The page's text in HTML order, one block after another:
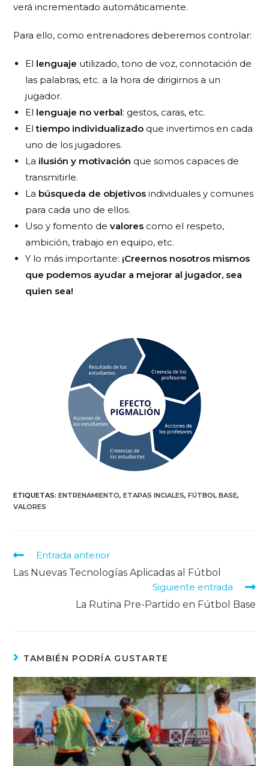
verá incrementado automáticamente.
Para ello, como entrenadores deberemos controlar:
El lenguaje utilizado, tono de voz, connotación de
las palabras, etc. a la hora de dirigirnos a un
jugador.
El lenguaje no verbal: gestos, caras, etc.
Eltiempo individualizado que invertimos en cada
uno de los jugadores.
La ilusión y motivación que somos capaces de
transmitirle.
La búsqueda de objetivos individuales y comunes
para cada uno de ellos.
Uso y fomento devalores como el respeto,
ambición, trabajo en equipo, etc.
Y lo más importante: ¡Creernos nosotros mismos
que podemos ayudar a mejorar al jugador, sea
quien sea!
ETIQUETAS:ENTRENAMIENTO, ETAPAS INCIALES, FÚTBOL BASE,
VALORES
Entrada anterior
Las Nuevas Tecnologías Aplicadas al Fútbol
Siguiente entrada
La Rutina Pre-Partido en Fútbol Base
TAMBIÉN PODRÍA GUSTARTE